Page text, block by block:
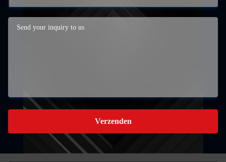
Verzenden